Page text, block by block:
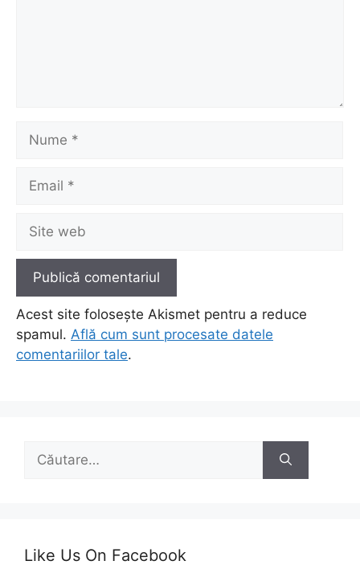
web
Acest site folosește Akismet pentru a reduce
spamul. Află cum sunt procesate datele
comentariilor tale.
Caută
Like Us On Facebook